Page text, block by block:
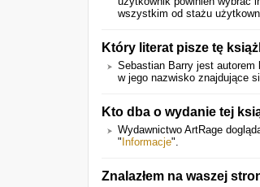
wszystkim od stażu
Który literat pisze tę
Sebastian Barry jest
w jego nazwisko znajdujące
Kto dba o wydanie tej
Wydawnictwo ArtRage
" Informacje".
Znalazłem na waszej